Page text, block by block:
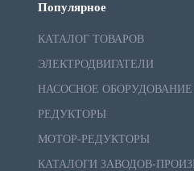
Популярное
КАТАЛОГ ТОВАРОВ
ЭЛЕКТРОДВИГАТЕЛИ
НАСОСНОЕ ОБОРУДОВАНИЕ
РЕДУКТОРЫ
МОТОР-РЕДУКТОРЫ
КАТАЛОГИ ЗАВОДОВ-